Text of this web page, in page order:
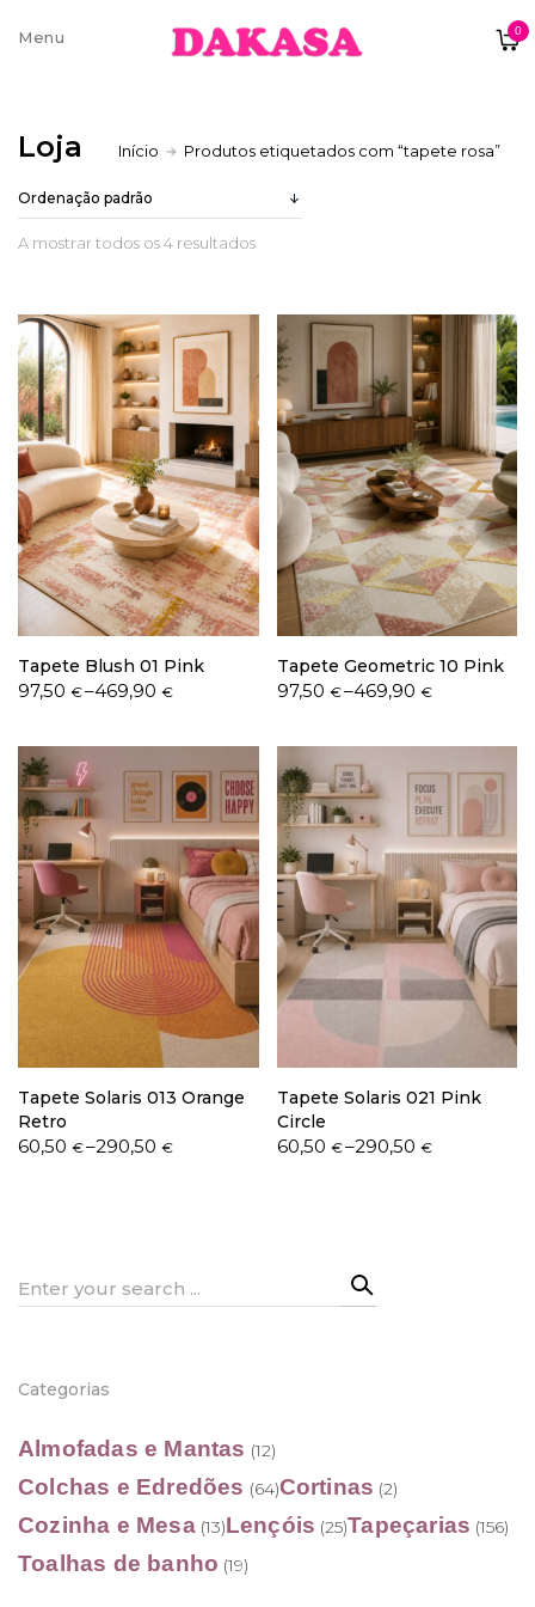
0
Sobre nós
Trocas e Devoluções
Termos e condições
Livro de Reclamações
Loja Início Produtos etiquetados com “tapete rosa”
A mostrar todos os 4 resultados
Tapete Blush 01 Pink
97,50 €–469,90€
Price
through
469,90 €
Tapete Geometric 10 Pink
97,50 €–469,90 €
Price
through
469,90 €
Tapete Solaris 013 Orange
Retro
60,50 €–290,50€
Price
Tapete Solaris 021 Pink
Circle
60,50 €–290,50 €
Price
Search
Categorias
Almofadas e Mantas (12)
Colchas e Edredões (64)Cortinas (2)
Cozinha e Mesa (13)Lençóis (25)Tapeçarias (156)
Toalhas de banho (19)